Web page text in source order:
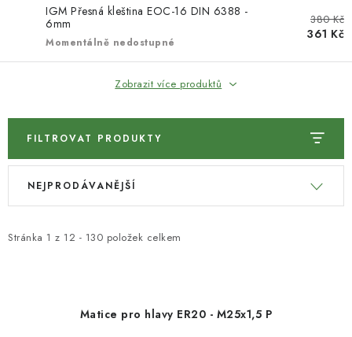
Moje objednávka
IGM Přesná kleština EOC-16 DIN 6388 -
6mm
Momentálně nedostupné
380 Kč
361 Kč
Zobrazit více produktů
FILTROVAT PRODUKTY
V
i
Stránka 1 z 12 - 130 položek celkem
Ř
e
NEJPRODÁVANĚJŠÍ
Matice pro hlavy ER20 - M25x1,5 P